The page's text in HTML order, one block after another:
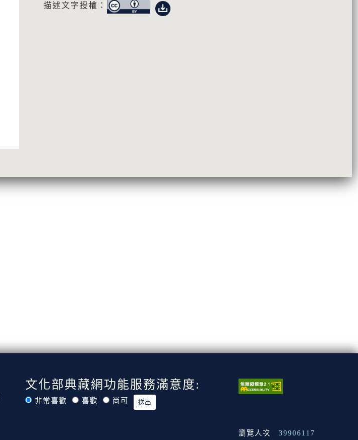
描述文字授權：
文化部典藏網功能服務滿意度:
非常喜歡 喜歡 尚可
瀏覽人次 39906117